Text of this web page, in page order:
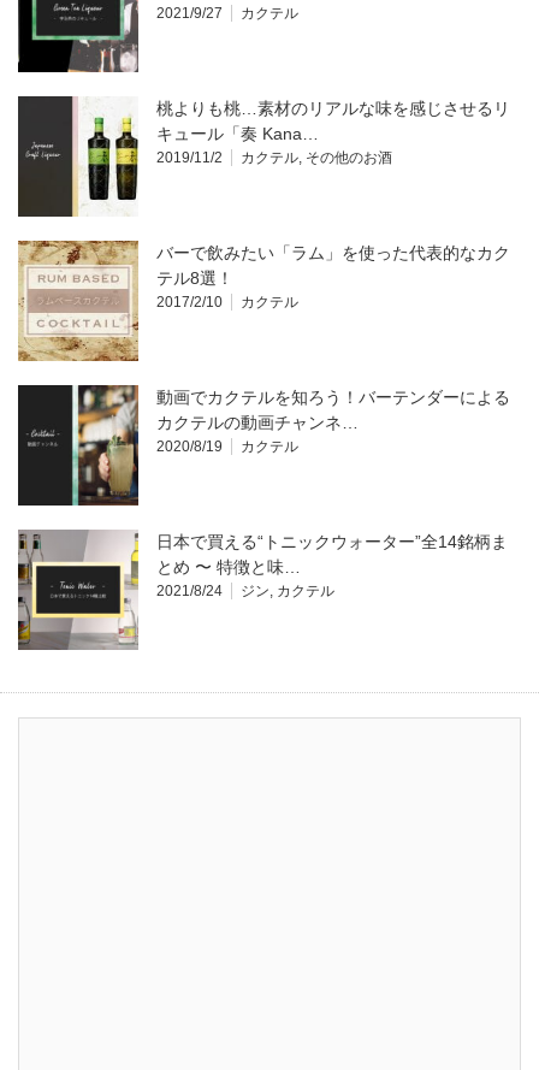
2021/9/27 カクテル
桃よりも桃…素材のリアルな味を感じさせるリ
キュール「奏 Kana…
2019/11/2 カクテル その他のお酒
バーで飲みたい「ラム」を使った代表的なカク
テル8選！
2017/2/10 カクテル
動画でカクテルを知ろう！バーテンダーによる
カクテルの動画チャンネ…
2020/8/19 カクテル
日本で買える“トニックウォーター”全14銘柄ま
とめ 〜 特徴と味…
2021/8/24 ジン カクテル